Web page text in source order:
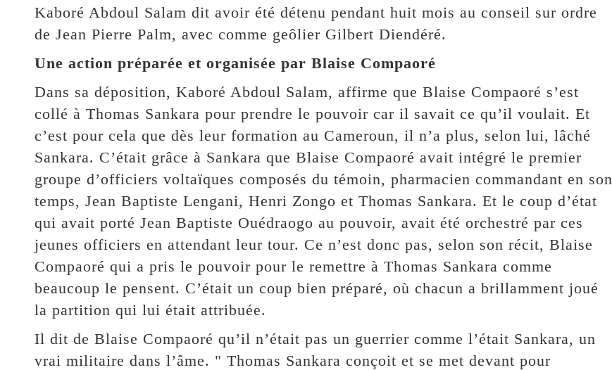
Kaboré Abdoul Salam dit avoir été détenu pendant huit mois au conseil sur ordre
de Jean Pierre Palm, avec comme geôlier Gilbert Diendéré.
Une action préparée et organisée par Blaise Compaoré
Dans sa déposition, Kaboré Abdoul Salam, affirme que Blaise Compaoré s’est
collé à Thomas Sankara pour prendre le pouvoir car il savait ce qu’il voulait. Et
c’est pour cela que dès leur formation au Cameroun, il n’a plus, selon lui, lâché
Sankara. C’était grâce à Sankara que Blaise Compaoré avait intégré le premier
groupe d’officiers voltaïques composés du témoin, pharmacien commandant en son
temps, Jean Baptiste Lengani, Henri Zongo et Thomas Sankara. Et le coup d’état
qui avait porté Jean Baptiste Ouédraogo au pouvoir, avait été orchestré par ces
jeunes officiers en attendant leur tour. Ce n’est donc pas, selon son récit, Blaise
Compaoré qui a pris le pouvoir pour le remettre à Thomas Sankara comme
beaucoup le pensent. C’était un coup bien préparé, où chacun a brillamment joué
la partition qui lui était attribuée.
Il dit de Blaise Compaoré qu’il n’était pas un guerrier comme l’était Sankara, un
vrai militaire dans l’âme. " Thomas Sankara conçoit et se met devant pour